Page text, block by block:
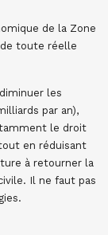
de la Zone
toute réelle
les
par an),
le droit
en réduisant
à retourner la
Il ne faut pas